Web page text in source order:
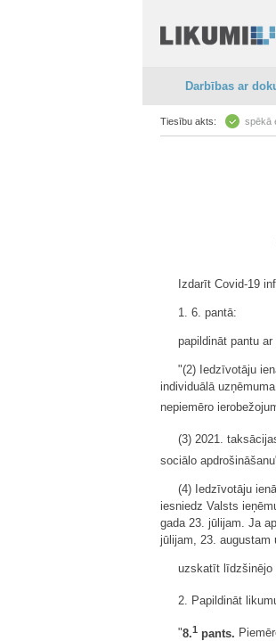
Darbības ar
Tiesību akts: spēkā
Izdarīt Covid-19
1. 6. pantā:
papildināt pantu
"(2) Iedzīvotāju
individuālā
nepiemēro
(3) 2021.
sociālo
(4) Iedzīvotāju
iesniedz Valsts
gada 23. jūlijam. Ja
jūlijam, 23. augustam
uzskatīt līdzšinējo
2. Papildināt
"8.1 pants.